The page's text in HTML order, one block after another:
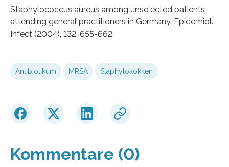
Staphylococcus aureus among unselected patients
attending general practitioners in Germany. Epidemiol.
Infect (2004), 132, 655-662.
Antibiotikum MRSA Staphylokokken
Kommentare (0)